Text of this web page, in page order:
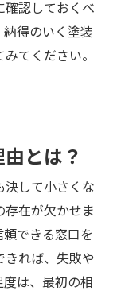
確認しておくべ
得のいく塗装
てください。
とは？
決して小さくな
存在が欠かせま
できる窓口を
れば、失敗や
は、最初の相